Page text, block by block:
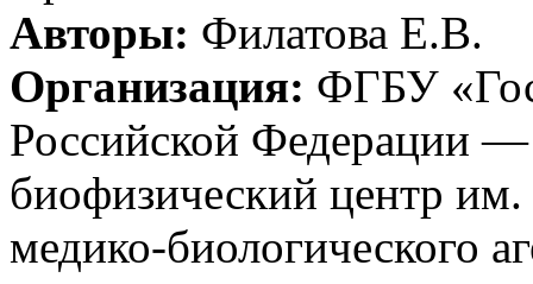
Авторы: Филатова Е.В.
Организация: ФГБУ
Российской Федерации
биофизический центр
медико-биологического